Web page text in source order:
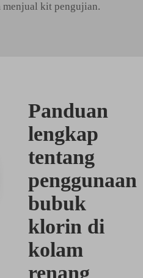
kit pengujian.
Panduan
lengkap
tentang
penggunaan
bubuk
klorin di
kolam
renang